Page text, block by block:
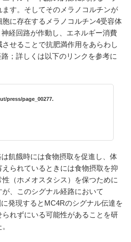
す。そしてそのメラノコルチンが
に存在するメラノコルチン4受容体
神経回路が作動し、エネルギー消費
せることで抗肥満作用をあらわし
；詳しくは以下のリンクを参考に
press/page_00277.
飢餓時には食物摂取を促進し、体
られているときには食物摂取を抑
（ホメオスタシス）を保つために
、このシグナル経路において
発現するとMC4Rのシグナル伝達を
れずにいる可能性があることを研